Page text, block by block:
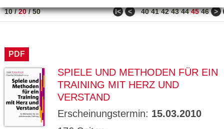
10/20/50 ǀ< < 40 41 42 43 44 45 46 >
PDF
SPIELE UND METHODEN FÜR EIN
TRAINING MIT HERZ UND
VERSTAND
Erscheinungstermin: 15.03.2010
Name Zweck
ESSION
_ID
GV_CO
OKIES
gabal-
de
Speichert den Zustimmungsstatus des
Domäne.
90
H
T